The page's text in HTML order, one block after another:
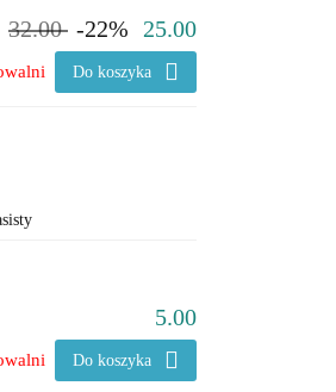
32.00 -22% 25.00
Do koszyka
5.00
Do koszyka